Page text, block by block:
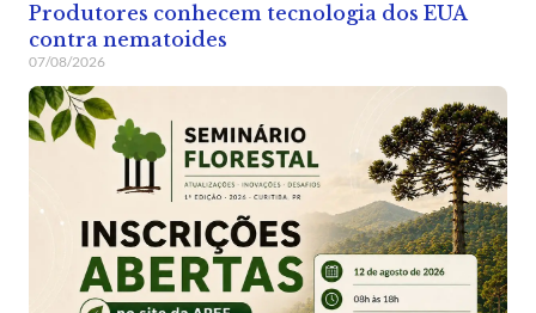
Produtores conhecem tecnologia dos EUA
contra nematoides
07/08/2026